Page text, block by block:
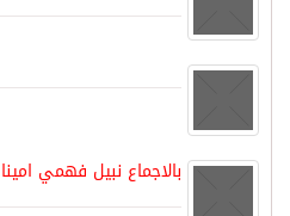
بالاجماع نبيل فهمي